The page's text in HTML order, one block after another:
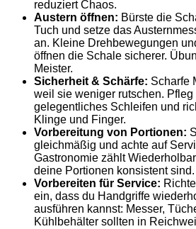
reduziert Chaos.
Austern öffnen: Bürste die
Tuch und setze das
an. Kleine Drehbewegungen
öffnen die Schale sicherer.
Meister.
Sicherheit & Schärfe: Scharfe
weil sie weniger rutschen. Pfleg
gelegentliches Schleifen und
Klinge und Finger.
Vorbereitung von Portionen:
gleichmäßig und achte auf
Gastronomie zählt
deine Portionen konsistent sind.
Vorbereiten für Service:
ein, dass du Handgriffe
ausführen kannst: Messer,
Kühlbehälter sollten in